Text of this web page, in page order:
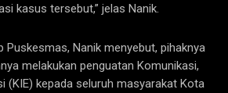
kasus tersebut,” jelas Nanik.
Puskesmas, Nanik menyebut, pihaknya
melakukan penguatan Komunikasi,
(KIE) kepada seluruh masyarakat Kota